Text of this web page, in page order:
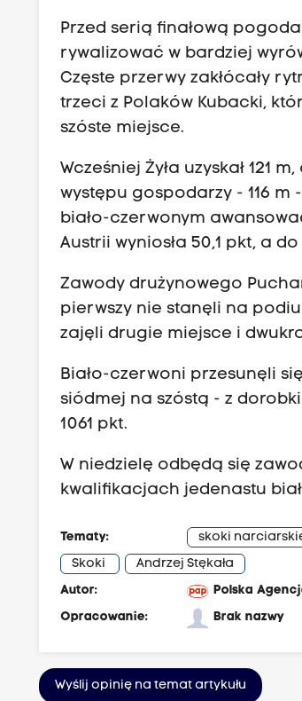
Przed serią finałową
rywalizować w bardziej
Częste przerwy zakłócały
trzeci z Polaków Kubacki,
szóste miejsce.
Wcześniej Żyła uzyskał 121
występu gospodarzy - 116
biało-czerwonym
Austrii wyniosła 50,1 pkt, a
Zawody drużynowego
pierwszy nie stanęli na
zajęli drugie miejsce i
Biało-czerwoni przesunęli
siódmej na szóstą - z
1061 pkt.
W niedzielę odbędą się
kwalifikacjach jedenastu
Tematy: skoki
Skoki
Andrzej Stękała
Autor:
Polska
Opracowanie:
Brak nazwy
Wyślij opinię na temat artykułu